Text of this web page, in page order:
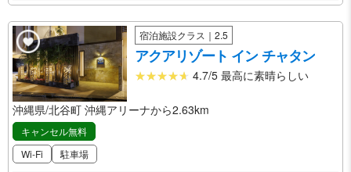
宿泊施設クラス｜2.5
アクアリゾート イン チャタン
4.7/5 最高に素晴らしい
沖縄県/北谷町 沖縄アリーナから2.63km
キャンセル無料
Wi-Fi
駐車場